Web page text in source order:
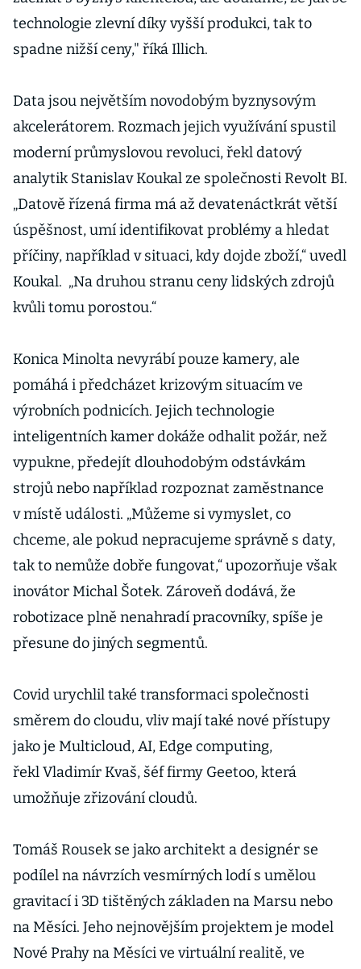
technologie zlevní díky vyšší produkci, tak to
spadne nižší ceny," říká Illich.
Data jsou největším novodobým byznysovým
akcelerátorem. Rozmach jejich využívání spustil
moderní průmyslovou revoluci, řekl datový
analytik Stanislav Koukal ze společnosti Revolt BI.
„Datově řízená firma má až devatenáctkrát větší
úspěšnost, umí identifikovat problémy a hledat
příčiny, například v situaci, kdy dojde zboží,“ uvedl
Koukal. „Na druhou stranu ceny lidských zdrojů
kvůli tomu porostou.“
Konica Minolta nevyrábí pouze kamery, ale
pomáhá i předcházet krizovým situacím ve
výrobních podnicích. Jejich technologie
inteligentních kamer dokáže odhalit požár, než
vypukne, předejít dlouhodobým odstávkám
strojů nebo například rozpoznat zaměstnance
v místě události. „Můžeme si vymyslet, co
chceme, ale pokud nepracujeme správně s daty,
tak to nemůže dobře fungovat,“ upozorňuje však
inovátor Michal Šotek. Zároveň dodává, že
robotizace plně nenahradí pracovníky, spíše je
přesune do jiných segmentů.
Covid urychlil také transformaci společnosti
směrem do cloudu, vliv mají také nové přístupy
jako je Multicloud, AI, Edge computing,
řekl Vladimír Kvaš, šéf firmy Geetoo, která
umožňuje zřizování cloudů.
Tomáš Rousek se jako architekt a designér se
podílel na návrzích vesmírných lodí s umělou
gravitací i 3D tištěných základen na Marsu nebo
na Měsíci. Jeho nejnovějším projektem je model
Nové Prahy na Měsíci ve virtuální realitě, ve